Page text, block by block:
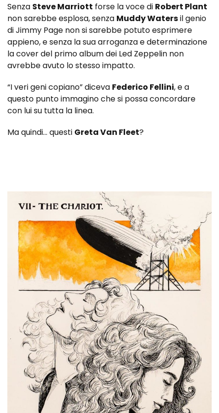
Senza Steve Marriott forse la voce di Robert Plant
non sarebbe esplosa, senza Muddy Watersil genio
di Jimmy Page non si sarebbe potuto esprimere
appieno, e senza la sua arroganza e determinazione
la cover del primo album dei Led Zeppelin non
avrebbe avuto lo stesso impatto.
“I veri geni copiano” diceva Federico Fellini, e a
questo punto immagino che si possa concordare
con lui su tutta la linea.
Ma quindi… questi Greta Van Fleet?